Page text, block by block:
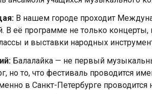
В нашем городе проходит
В её программе не только концерты,
и выставки народных
Балалайка — не первый
но то, что фестиваль проводится
в Санкт-Петербурге проводится